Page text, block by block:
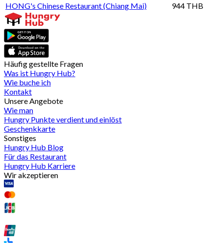
HONG's Chinese Restaurant (Chiang Mai)
944 THB
Häufig gestellte Fragen
Was ist Hungry Hub?
Wie buche ich
Kontakt
Unsere Angebote
Wie man
Hungry Punkte verdient und einlöst
Geschenkkarte
Sonstiges
Hungry Hub Blog
Für das Restaurant
Hungry Hub Karriere
Wir akzeptieren